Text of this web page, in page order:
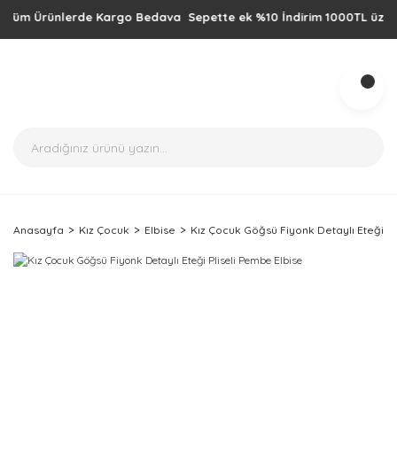
Ürünlerde Kargo Bedava Sepette ek %10 İndirim 1000TL üzeri
Anasayfa Kız Çocuk Elbise Kız Çocuk Göğsü Fiyonk Detaylı Eteği